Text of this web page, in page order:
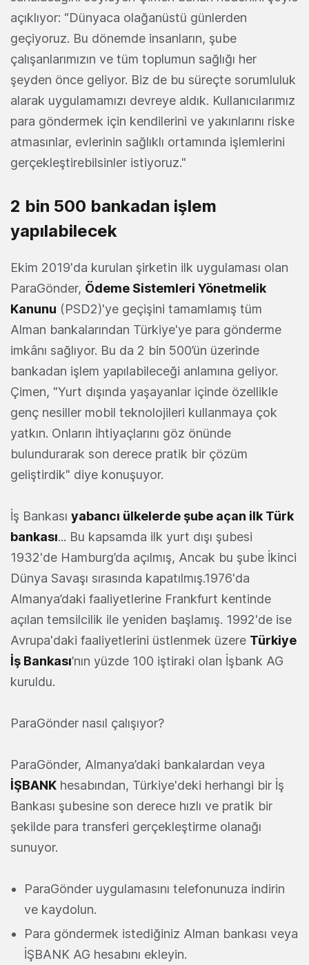
açıklıyor: “Dünyaca olağanüstü günlerden
geçiyoruz. Bu dönemde insanların, şube
çalışanlarımızın ve tüm toplumun sağlığı her
şeyden önce geliyor. Biz de bu süreçte sorumluluk
alarak uygulamamızı devreye aldık. Kullanıcılarımız
para göndermek için kendilerini ve yakınlarını riske
atmasınlar, evlerinin sağlıklı ortamında işlemlerini
gerçekleştirebilsinler istiyoruz."
2 bin 500 bankadan işlem
yapılabilecek
Ekim 2019'da kurulan şirketin ilk uygulaması olan
ParaGönder, Ödeme Sistemleri Yönetmelik
Kanunu (PSD2)'ye geçişini tamamlamış tüm
Alman bankalarından Türkiye'ye para gönderme
imkânı sağlıyor. Bu da 2 bin 500’ün üzerinde
bankadan işlem yapılabileceği anlamına geliyor.
Çimen, "Yurt dışında yaşayanlar içinde özellikle
genç nesiller mobil teknolojileri kullanmaya çok
yatkın. Onların ihtiyaçlarını göz önünde
bulundurarak son derece pratik bir çözüm
geliştirdik" diye konuşuyor.
İş Bankası yabancı ülkelerde şube açan ilk Türk
bankası... Bu kapsamda ilk yurt dışı şubesi
1932'de Hamburg’da açılmış, Ancak bu şube İkinci
Dünya Savaşı sırasında kapatılmış.1976'da
Almanya’daki faaliyetlerine Frankfurt kentinde
açılan temsilcilik ile yeniden başlamış. 1992'de ise
Avrupa'daki faaliyetlerini üstlenmek üzere Türkiye
İş Bankası’nın yüzde 100 iştiraki olan İşbank AG
kuruldu.
ParaGönder nasıl çalışıyor?
ParaGönder, Almanya’daki bankalardan veya
İŞBANK hesabından, Türkiye'deki herhangi bir İş
Bankası şubesine son derece hızlı ve pratik bir
şekilde para transferi gerçekleştirme olanağı
sunuyor.
ParaGönder uygulamasını telefonunuza indirin
ve kaydolun.
Para göndermek istediğiniz Alman bankası veya
İŞBANK AG hesabını ekleyin.